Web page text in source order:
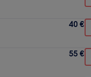
40 €
55 €